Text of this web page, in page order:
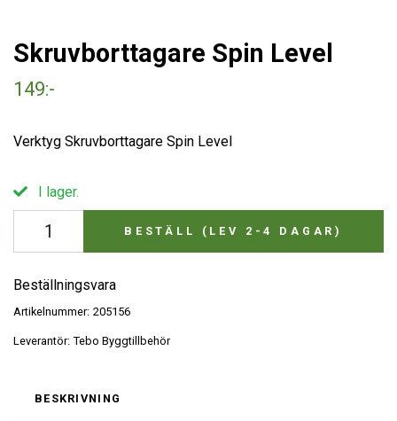
Skruvborttagare Spin Level
149:-
Verktyg Skruvborttagare Spin Level
I lager.
BESTÄLL (LEV 2-4 DAGAR)
Beställningsvara
Artikelnummer: 205156
Leverantör: Tebo Byggtillbehör
BESKRIVNING